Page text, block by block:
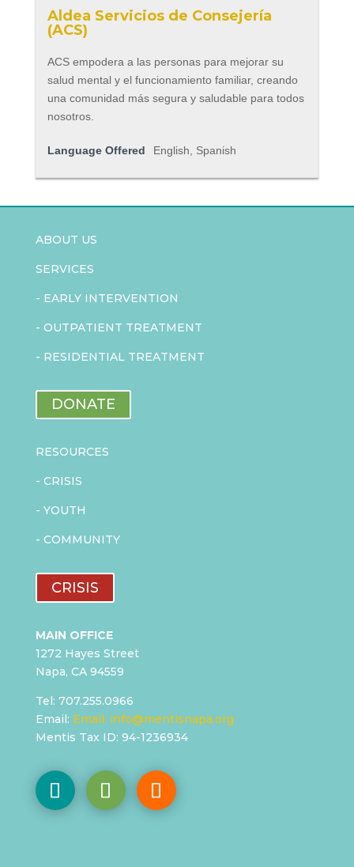
Aldea Servicios de Consejería
(ACS)
ACS empodera a las personas para mejorar su
salud mental y el funcionamiento familiar, creando
una comunidad más segura y saludable para todos
nosotros.
Language Offered English, Spanish
ABOUT US
SERVICES
- EARLY INTERVENTION
- OUTPATIENT TREATMENT
- RESIDENTIAL TREATMENT
DONATE
RESOURCES
- CRISIS
- YOUTH
- COMMUNITY
CRISIS
MAIN OFFICE
1272 Hayes Street
Napa, CA 94559
Tel: 707.255.0966
Email: Email: info@mentisnapa.org
Mentis Tax ID: 94-1236934